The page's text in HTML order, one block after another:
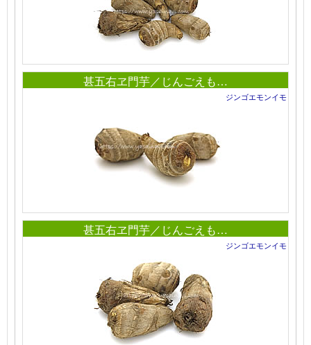
甚五右ヱ門芋／じんごえも…
ジンゴエモンイモ
甚五右ヱ門芋／じんごえも…
ジンゴエモンイモ